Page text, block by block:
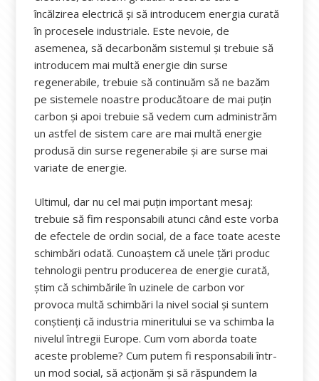
încălzirea electrică şi să introducem energia curată
în procesele industriale. Este nevoie, de
asemenea, să decarbonăm sistemul şi trebuie să
introducem mai multă energie din surse
regenerabile, trebuie să continuăm să ne bazăm
pe sistemele noastre producătoare de mai puţin
carbon şi apoi trebuie să vedem cum administrăm
un astfel de sistem care are mai multă energie
produsă din surse regenerabile şi are surse mai
variate de energie.
Ultimul, dar nu cel mai puţin important mesaj:
trebuie să fim responsabili atunci când este vorba
de efectele de ordin social, de a face toate aceste
schimbări odată. Cunoaştem că unele ţări produc
tehnologii pentru producerea de energie curată,
ştim că schimbările în uzinele de carbon vor
provoca multă schimbări la nivel social şi suntem
conştienţi că industria mineritului se va schimba la
nivelul întregii Europe. Cum vom aborda toate
aceste probleme? Cum putem fi responsabili într-
un mod social, să acţionăm şi să răspundem la